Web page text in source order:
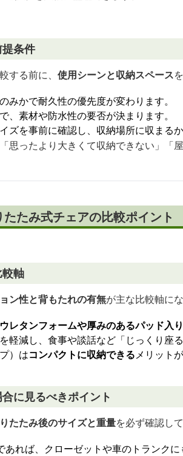
条件
する前に、 使用シーンと収納スペース
みかで耐久性の優先度が変わります。
、素材や防水性の要否が決まります。
ズを事前に確認し、収納場所に収まる
思ったより大きくて収納できない」「
たみ式チェアの比較ポイント
軸
ン性と背もたれの有無が主な比較軸にな
ウレタンフォームや厚みのあるパッド入
軽減し、食事や談話など「じっくり座
）はコンパクトに収納できるメリット
に見るべきポイント
たたみ後のサイズと重量を必ず確認し
あれば、クローゼットや車のトランクに